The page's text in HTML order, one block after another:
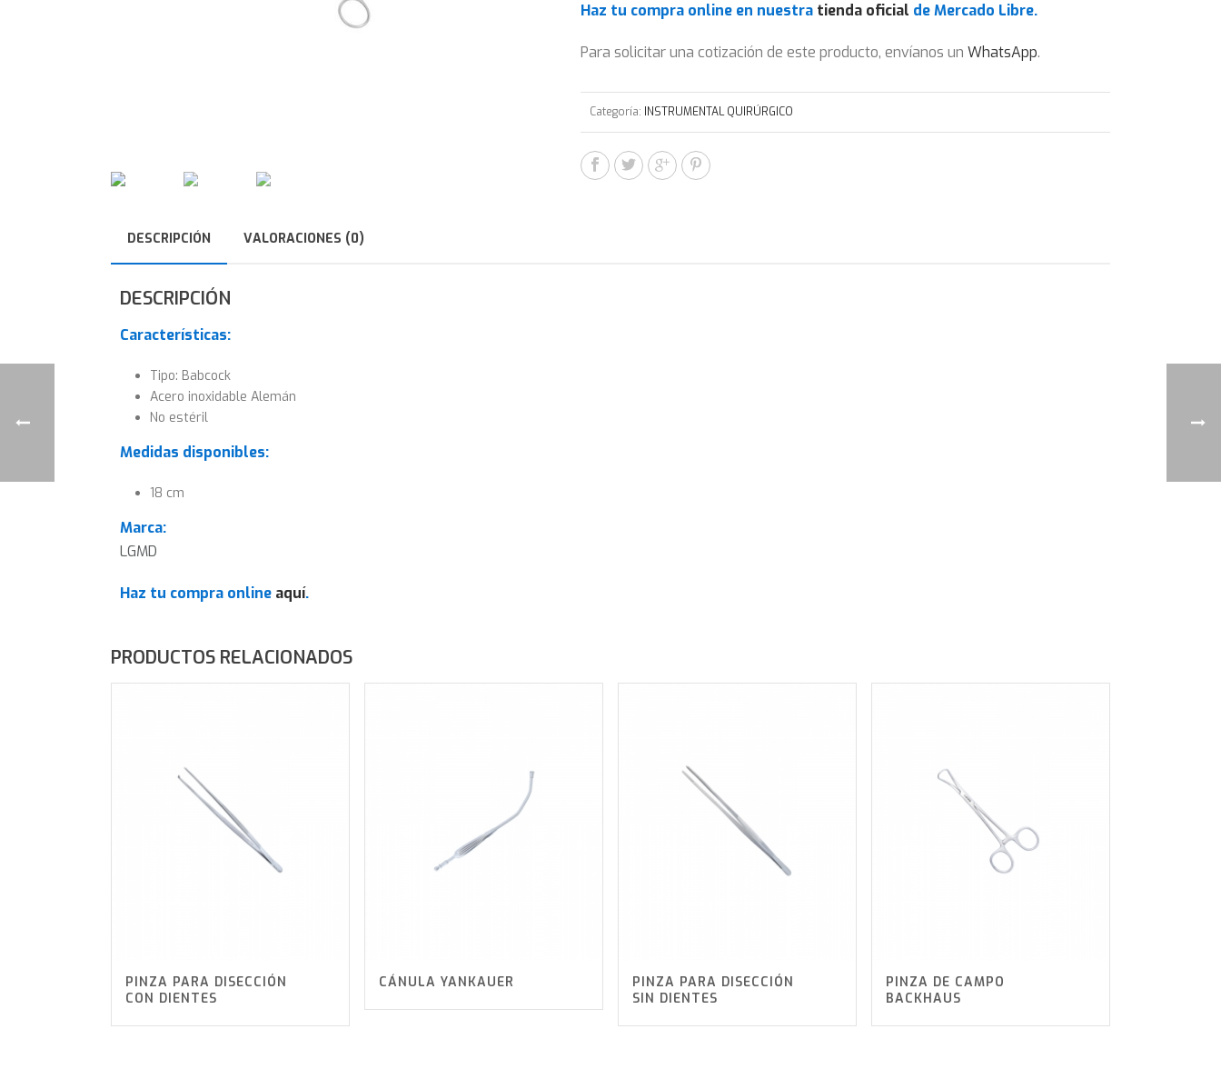
Haz tu compra online en nuestra tienda oficial de Mercado Libre.
Para solicitar una cotización de este producto, envíanos un WhatsApp.
Categoría: INSTRUMENTAL QUIRÚRGICO
DESCRIPCIÓN VALORACIONES (0)
DESCRIPCIÓN
Características:
Tipo: Babcock
Acero inoxidable Alemán
No estéril
Medidas disponibles:
18 cm
Marca:
LGMD
Haz tu compra online aquí.
PRODUCTOS RELACIONADOS
PINZA PARA DISECCIÓN
CON DIENTES
CÁNULA YANKAUER
PINZA PARA DISECCIÓN
SIN DIENTES
PINZA DE CAMPO
BACKHAUS